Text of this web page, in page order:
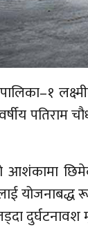
पतिराम
आशंकामा
योजनाबद्ध